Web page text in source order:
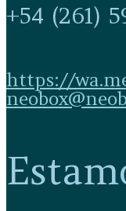
+54 (261)
https://